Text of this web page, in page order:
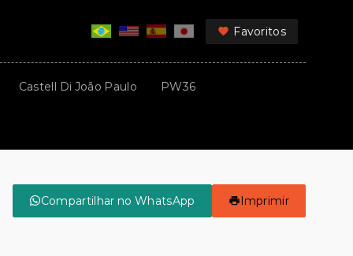
Favoritos
Castell Di João Paulo PW36
Compartilhar no WhatsApp Imprimir